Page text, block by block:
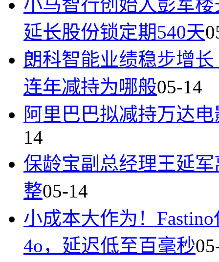
小马智行创始人彭军
延长股份锁定期540天
朗科智能业绩稳步增
连年减持为哪般05-14
阿里巴巴拟减持万达
14
保龄宝副总经理王延
整05-14
小成本大作为！
4o，延迟低至百毫秒